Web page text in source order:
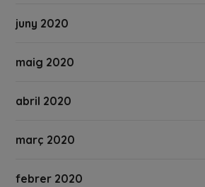
juny 2020
maig 2020
abril 2020
març 2020
febrer 2020